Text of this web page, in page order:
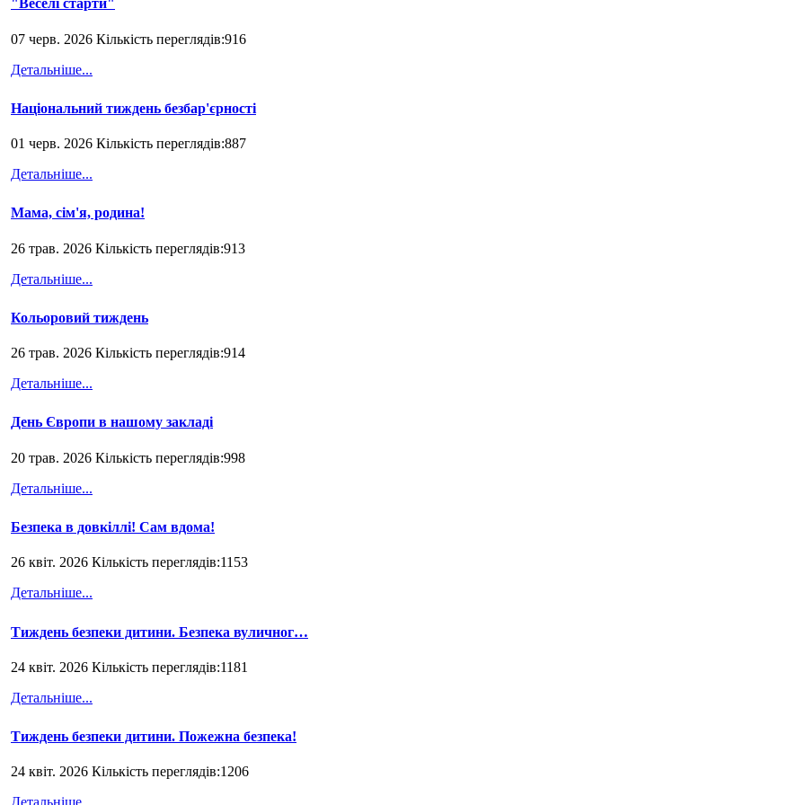
"Веселі старти"
07 черв. 2026 Кількість переглядів:916
Детальніше...
Національний тиждень безбар'єрності
01 черв. 2026 Кількість переглядів:887
Детальніше...
Мама, сім'я, родина!
26 трав. 2026 Кількість переглядів:913
Детальніше...
Кольоровий тиждень
26 трав. 2026 Кількість переглядів:914
Детальніше...
День Європи в нашому закладі
20 трав. 2026 Кількість переглядів:998
Детальніше...
Безпека в довкіллі! Сам вдома!
26 квіт. 2026 Кількість переглядів:1153
Детальніше...
Тиждень безпеки дитини. Безпека вуличног…
24 квіт. 2026 Кількість переглядів:1181
Детальніше...
Тиждень безпеки дитини. Пожежна безпека!
24 квіт. 2026 Кількість переглядів:1206